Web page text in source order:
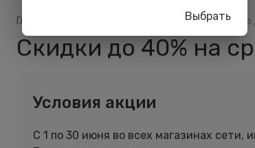
Главная Скидки до 40% на средства
Скидки до 40% на
Условия акции
С 1 по 30 июня во всех магазинах
Выбрать